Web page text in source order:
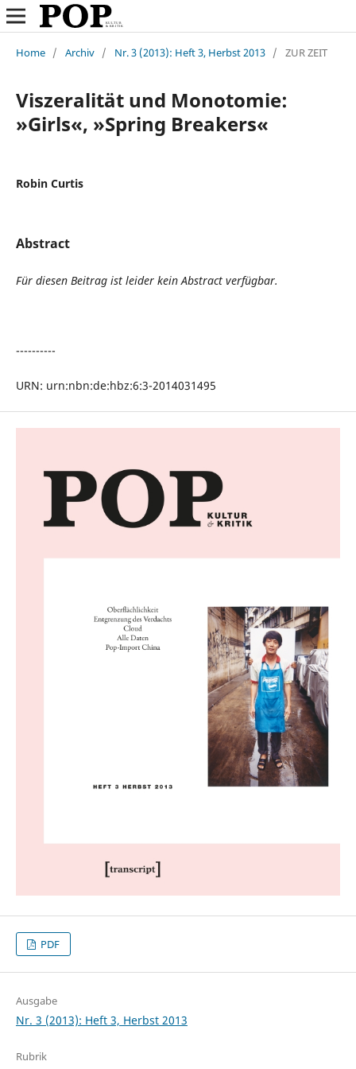
Home / Archiv / Nr. 3 (2013): Heft 3, Herbst 2013 / ZUR ZEIT
Viszeralität und Monotomie:
»Girls«, »Spring Breakers«
Robin Curtis
Abstract
Für diesen Beitrag ist leider kein Abstract verfügbar.
----------
URN: urn:nbn:de:hbz:6:3-2014031495
PDF
Ausgabe
Nr. 3 (2013): Heft 3, Herbst 2013
Rubrik